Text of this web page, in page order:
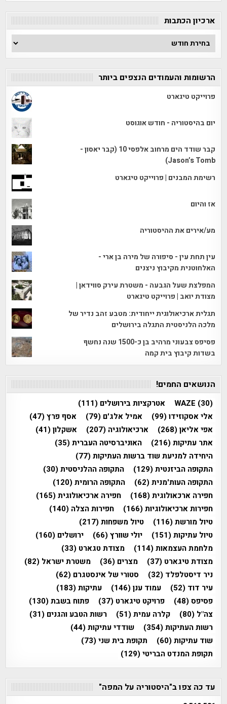
ארכיון הכתבות
ארכיון
הכתבות
הרשומות והעמודים הנצפים ביותר
פרוייקט טיגארט
יום בהיסטוריה - חודש אוגוסט
קבר שודד הים מרחוב אלפסי 10 (קבר יאסון -
Jason’s Tomb)
רשימת המבנים | פרוייקט טיגארט
אז והיום
מע/אירים את ההיסטוריה
עין תחת עין - סיפורה של מירה בן ארי -
האלחוטנית מקיבוץ ניצנים
המפלצת שעל הגבעה - משטרת עירק סווידאן |
מצודת יואב | פרוייקט טיגארט
תגלית ארכיאולוגית ייחודית: מטבע זהב נדיר של
מלכה הלניסטית התגלה בירושלים
פסיפס צבעוני מרהיב בן כ-1500 שנה נחשף
בשדות קיבוץ בית קמה
הנושאים החמים!
WAZE (30) אטרקציות בירושלים (111)
אלי אסקוזידו(99) אמיל אלג'ם (79) אסף פרץ(47)
אפי אליאן(268) ארכיאולוגיה (207) אשקלון(41)
אתר עתיקות(216) האוניברסיטה העברית(35)
היחידה למניעת שוד ברשות העתיקות(77)
התקופה הביזנטית(129) התקופה ההלניסטית(30)
התקופה העות'מנית(62) התקופה הרומית(120)
חפירה ארכאולוגית(168) חפירה ארכיאולוגית(165)
חפירות ארכיאולוגיות(166) חפירות הצלה (140)
טיול מורשת(116) טיול משפחות(217)
טיול עתיקות(151) יולי שוורץ(66) ירושלים (160)
מלחמת העצמאות(114) מצודת טגארט (33)
מצודת טיגארט (37) מצרים (36) משטרת ישראל (82)
ניר דיסטלפלד (32) סטורי של אינסטגרם (62)
עיר דוד (52) עמוד ענן(146) עתיקות(183)
פסיפס(48) פרויקט טיגארט (37) פתוח בשבת(130)
צה"ל (80) קלרה עמית(51) רשות הטבע והגנים (31)
רשות העתיקות(354) שודדי עתיקות(44)
שוד עתיקות(60) תקופת בית שני(73)
תקופת המנדט הבריטי(129)
עד כה צפו ב"היסטוריה על המפה"